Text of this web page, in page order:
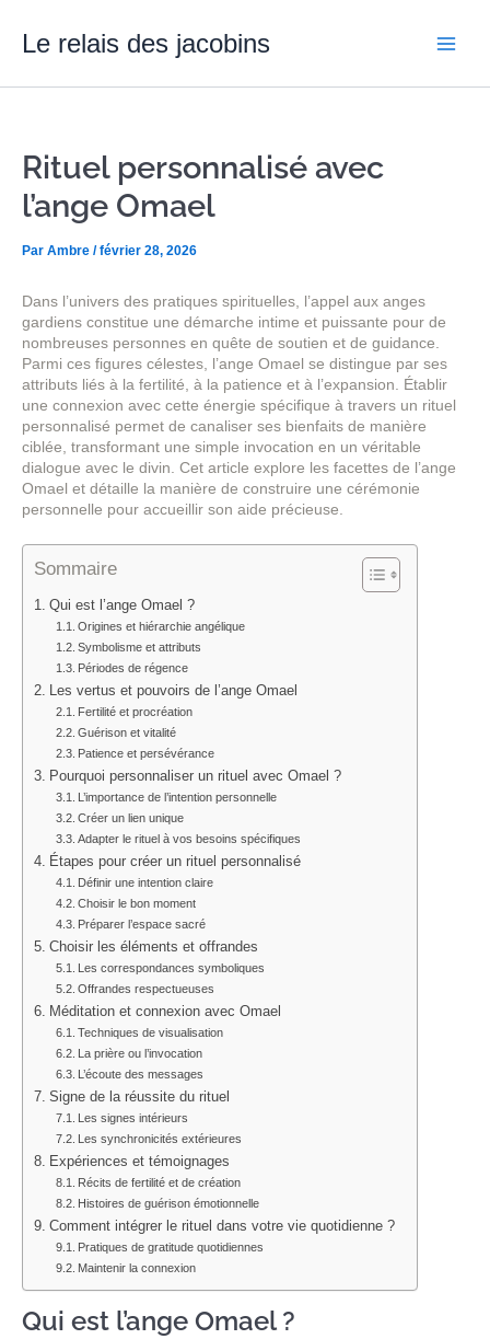
contenuLe relais des jacobins
Rituel personnalisé avec
l’ange Omael
Par Ambre /février 28, 2026
Dans l’univers des pratiques spirituelles, l’appel aux anges
gardiens constitue une démarche intime et puissante pour de
nombreuses personnes en quête de soutien et de guidance.
Parmi ces figures célestes, l’ange Omael se distingue par ses
attributs liés à la fertilité, à la patience et à l’expansion. Établir
une connexion avec cette énergie spécifique à travers un rituel
personnalisé permet de canaliser ses bienfaits de manière
ciblée, transformant une simple invocation en un véritable
dialogue avec le divin. Cet article explore les facettes de l’ange
Omael et détaille la manière de construire une cérémonie
personnelle pour accueillir son aide précieuse.
Sommaire
Qui est l’ange Omael ?
Origines et hiérarchie angélique
Symbolisme et attributs
Périodes de régence
Les vertus et pouvoirs de l’ange Omael
Fertilité et procréation
Guérison et vitalité
Patience et persévérance
Pourquoi personnaliser un rituel avec Omael ?
L’importance de l’intention personnelle
Créer un lien unique
Adapter le rituel à vos besoins spécifiques
Étapes pour créer un rituel personnalisé
Définir une intention claire
Choisir le bon moment
Préparer l’espace sacré
Choisir les éléments et offrandes
Les correspondances symboliques
Offrandes respectueuses
Méditation et connexion avec Omael
Techniques de visualisation
La prière ou l’invocation
L’écoute des messages
Signe de la réussite du rituel
Les signes intérieurs
Les synchronicités extérieures
Expériences et témoignages
Récits de fertilité et de création
Histoires de guérison émotionnelle
Comment intégrer le rituel dans votre vie quotidienne ?
Pratiques de gratitude quotidiennes
Maintenir la connexion
Qui est l’ange Omael ?